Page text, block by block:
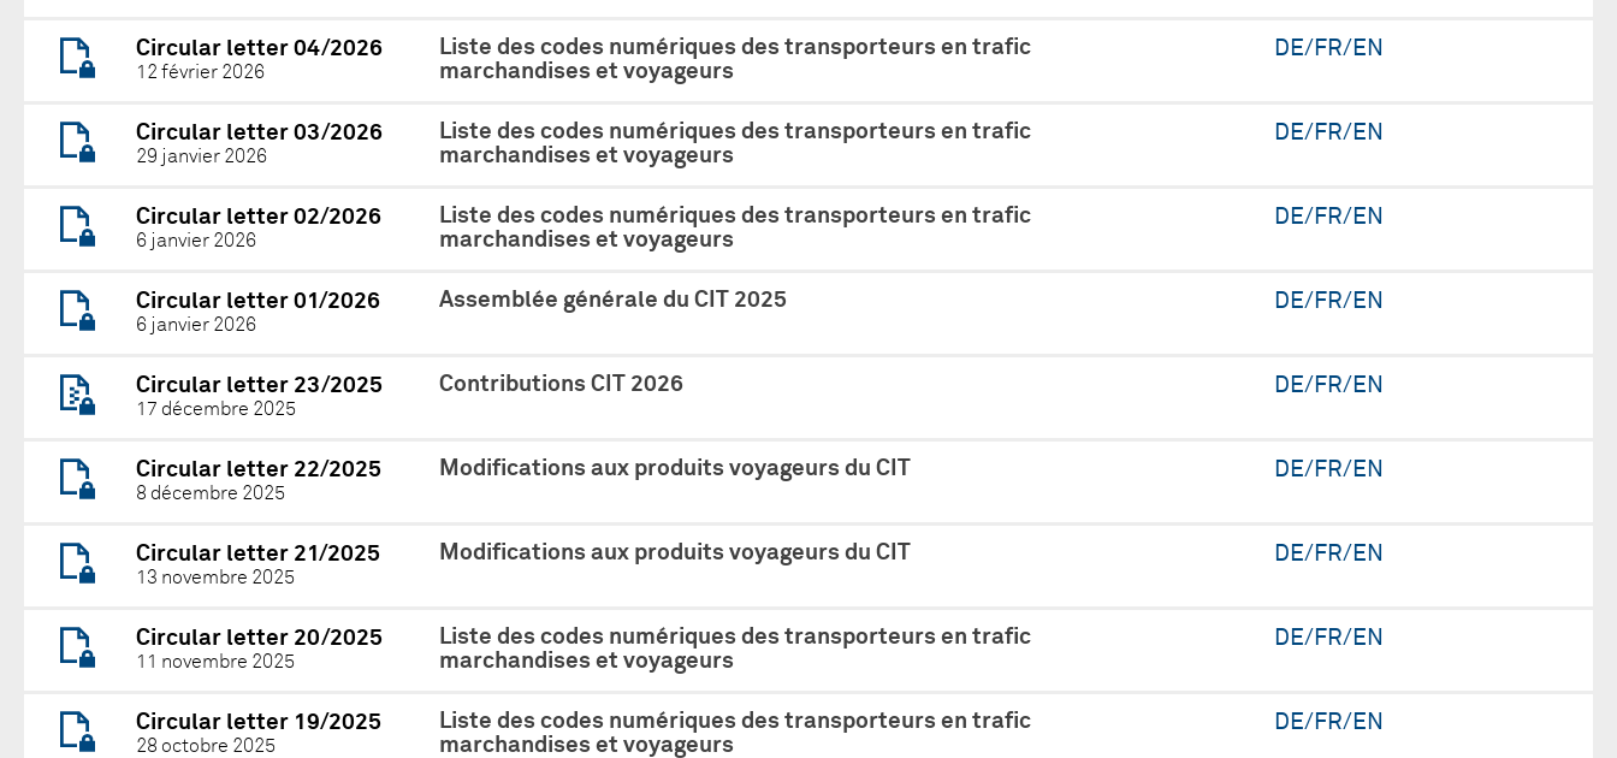
Circular letter 04/2026
12 février 2026
Liste des codes numériques des transporteurs en trafic
marchandises et voyageurs
DE/FR/EN
Circular letter 03/2026
29 janvier 2026
Liste des codes numériques des transporteurs en trafic
marchandises et voyageurs
DE/FR/EN
Circular letter 02/2026
6 janvier 2026
Liste des codes numériques des transporteurs en trafic
marchandises et voyageurs
DE/FR/EN
Circular letter 01/2026
6 janvier 2026
Assemblée générale du CIT 2025 DE/FR/EN
Circular letter 23/2025
17 décembre 2025
Contributions CIT 2026 DE/FR/EN
Circular letter 22/2025
8 décembre 2025
Modifications aux produits voyageurs du CIT DE/FR/EN
Circular letter 21/2025
13 novembre 2025
Modifications aux produits voyageurs du CIT DE/FR/EN
Circular letter 20/2025
11 novembre 2025
Liste des codes numériques des transporteurs en trafic
marchandises et voyageurs
DE/FR/EN
Circular letter 19/2025
28 octobre 2025
Liste des codes numériques des transporteurs en trafic
marchandises et voyageurs
DE/FR/EN